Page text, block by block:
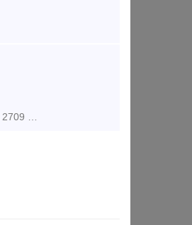
Покупаю пластины сменные из твердых сплавов для металлообработки RNGX1212 RNHX1212 RPUX 2709 RPUX3010 LNUX 301940 LNMX 301940 PRAMET, SANDVIK, KORLOY, KENNAMETAL, КЗТС и др. Любой сплав! Также кассе